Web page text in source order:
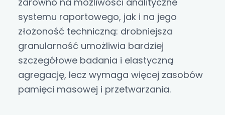
systemu raportowego, jak i na jego
złożoność techniczną: drobniejsza
granularność umożliwia bardziej
szczegółowe badania i elastyczną
agregację, lecz wymaga więcej zasobów
pamięci masowej i przetwarzania.